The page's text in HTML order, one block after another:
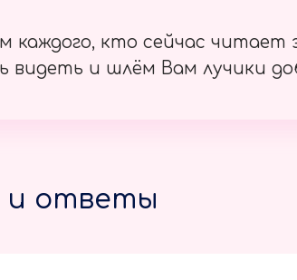
каждого, кто сейчас
видеть и шлём Вам лучики
и ответы